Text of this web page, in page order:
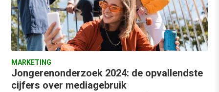
MARKETING
Jongerenonderzoek 2024: de opvallendste
cijfers over mediagebruik